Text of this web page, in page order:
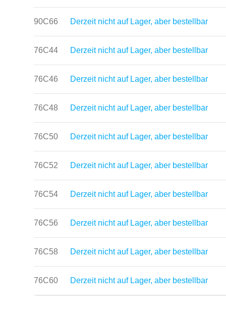
90C66 Derzeit nicht auf Lager, aber bestellbar
76C44 Derzeit nicht auf Lager, aber bestellbar
76C46 Derzeit nicht auf Lager, aber bestellbar
76C48 Derzeit nicht auf Lager, aber bestellbar
76C50 Derzeit nicht auf Lager, aber bestellbar
76C52 Derzeit nicht auf Lager, aber bestellbar
76C54 Derzeit nicht auf Lager, aber bestellbar
76C56 Derzeit nicht auf Lager, aber bestellbar
76C58 Derzeit nicht auf Lager, aber bestellbar
76C60 Derzeit nicht auf Lager, aber bestellbar